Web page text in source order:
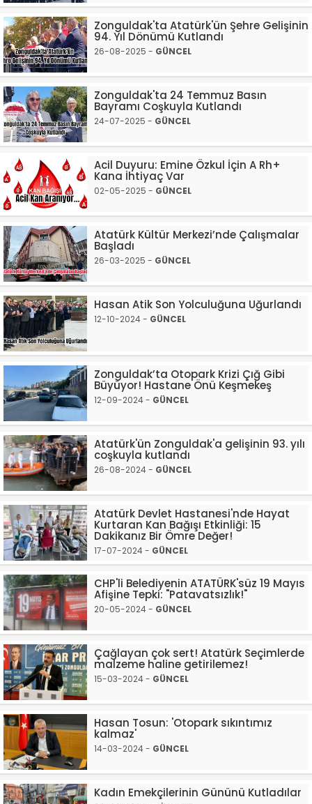
Zonguldak'ta Atatürk'ün Şehre Gelişinin
94. Yıl Dönümü Kutlandı
26-08-2025 - GÜNCEL
Zonguldak'ta 24 Temmuz Basın
Bayramı Coşkuyla Kutlandı
24-07-2025 - GÜNCEL
Acil Duyuru: Emine Özkul İçin A Rh+
Kana İhtiyaç Var
02-05-2025 - GÜNCEL
Atatürk Kültür Merkezi’nde Çalışmalar
Başladı
26-03-2025 - GÜNCEL
Hasan Atik Son Yolculuğuna Uğurlandı
12-10-2024 - GÜNCEL
Zonguldak’ta Otopark Krizi Çığ Gibi
Büyüyor! Hastane Önü Keşmekeş
12-09-2024 - GÜNCEL
Atatürk'ün Zonguldak'a gelişinin 93. yılı
coşkuyla kutlandı
26-08-2024 - GÜNCEL
Atatürk Devlet Hastanesi'nde Hayat
Kurtaran Kan Bağışı Etkinliği: 15
Dakikanız Bir Ömre Değer!
17-07-2024 - GÜNCEL
CHP'li Belediyenin ATATÜRK'süz 19 Mayıs
Afişine Tepki: "Patavatsızlık!"
20-05-2024 - GÜNCEL
Çağlayan çok sert! Atatürk Seçimlerde
malzeme haline getirilemez!
15-03-2024 - GÜNCEL
Hasan Tosun: 'Otopark sıkıntımız
kalmaz'
14-03-2024 - GÜNCEL
Kadın Emekçilerinin Gününü Kutladılar